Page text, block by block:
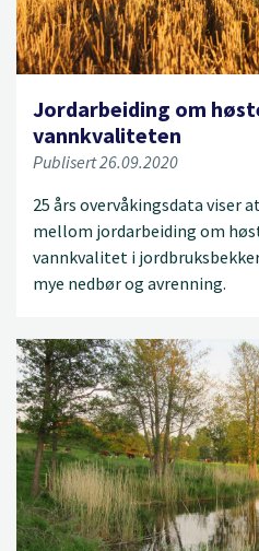
Jordarbeiding om
vannkvaliteten
Publisert 26.09.2020
25 års overvåkingsdata viser
mellom jordarbeiding om
vannkvalitet i
mye nedbør og avrenning.